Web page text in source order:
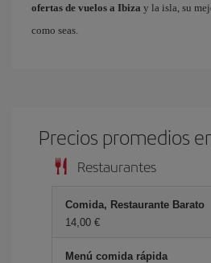
ofertas de vuelos a Ibiza y la isla, su
como seas.
Precios promedios
Restaurantes
Comida, Restaurante Barato
14,00 €
Menú comida rápida